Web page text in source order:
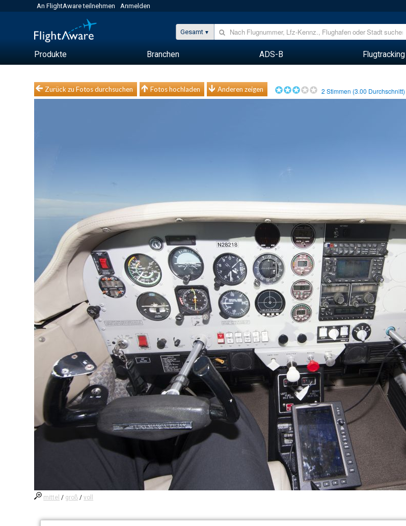
An FlightAware teilnehmen Anmelden
Gesamt
Produkte Branchen ADS-B Flugtracking
Zurück zu Fotos durchsuchen Fotos hochladen Anderen zeigen 2 Stimmen (3.00
mittel / groß /voll